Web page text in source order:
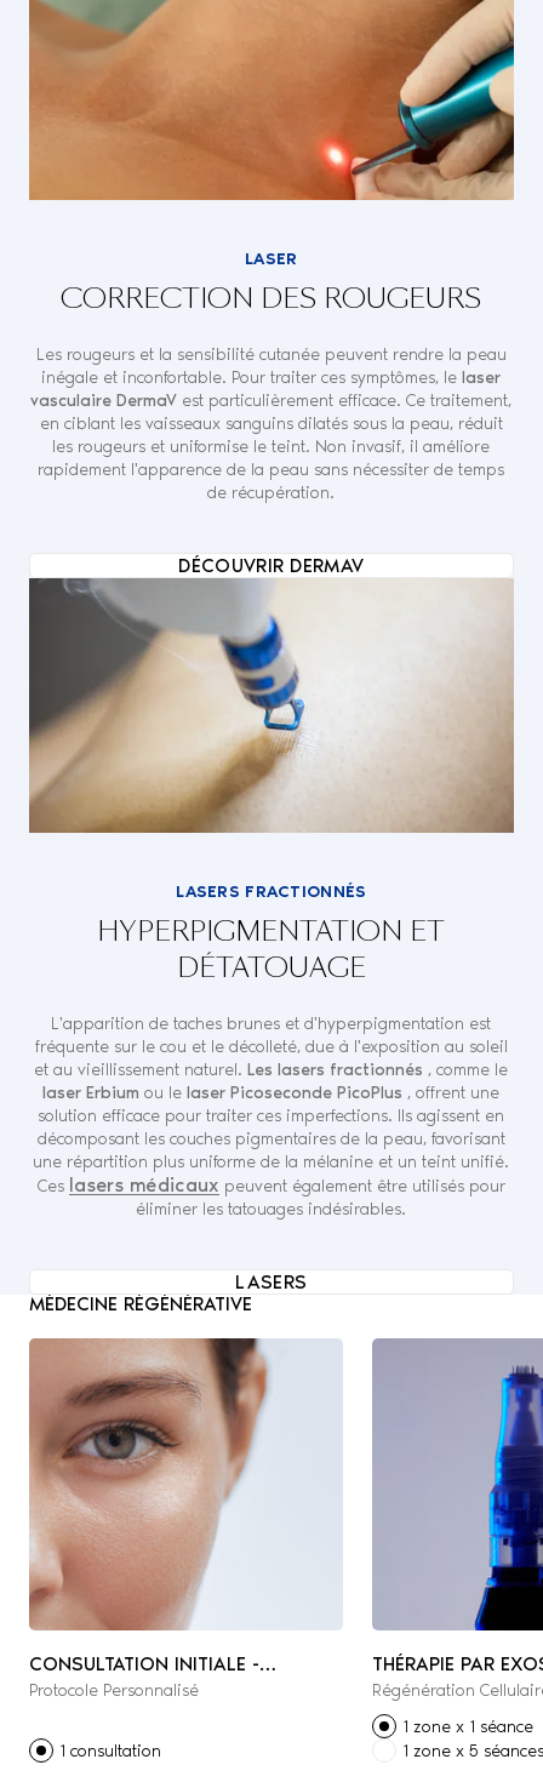
LASER
CORRECTION DES ROUGEURS
Les rougeurs et la sensibilité cutanée peuvent rendre la peau
inégale et inconfortable. Pour traiter ces symptômes, lelaser
vasculaire DermaV est particulièrement efficace. Ce traitement,
en ciblant les vaisseaux sanguins dilatés sous la peau, réduit
les rougeurs et uniformise le teint. Non invasif, il améliore
rapidement l'apparence de la peau sans nécessiter de temps
de récupération.
DÉCOUVRIR DERMAV
LASERS FRACTIONNÉS
HYPERPIGMENTATION ET
DÉTATOUAGE
L'apparition de taches brunes et d'hyperpigmentation est
fréquente sur le cou et le décolleté, due à l'exposition au soleil
et au vieillissement naturel.Les lasers fractionnés , comme le
laser Erbium ou lelaser Picoseconde PicoPlus , offrent une
solution efficace pour traiter ces imperfections. Ils agissent en
décomposant les couches pigmentaires de la peau, favorisant
une répartition plus uniforme de la mélanine et un teint unifié.
Ces lasers médicaux peuvent également être utilisés pour
éliminer les tatouages ​​indésirables.
LASERS
MÉDECINE RÉGÉNÉRATIVE
CONSULTATION INITIALE -
MÉDECINE ESTHÉTIQUE &
Protocole Personnalisé
1 consultation
THÉRAPIE PAR
Régénération
1 zone x 1 séance
1 zone x 5 séances